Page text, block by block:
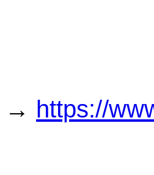
→ https://